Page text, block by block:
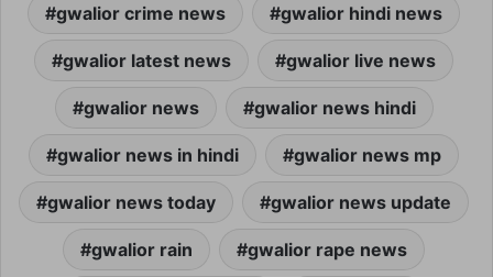
gwalior crime news gwalior hindi news
gwalior latest news gwalior live news
gwalior news gwalior news hindi
gwalior news in hindi gwalior news mp
gwalior news today gwalior news update
gwalior rain gwalior rape news